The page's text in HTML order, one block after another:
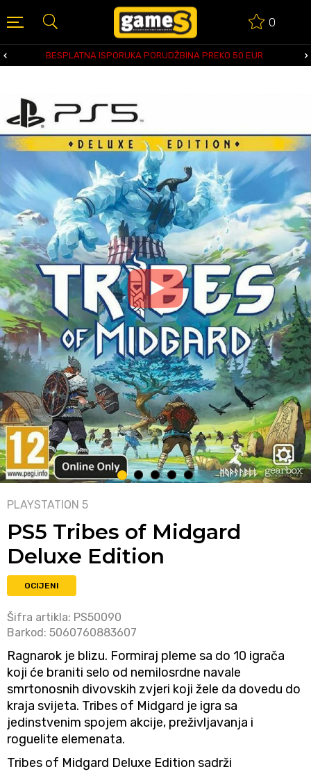
0
BESPLATNA ISPORUKA PORUDŽBINA PREKO 50 EUR
1 2 3 4 5
PLAYSTATION 5
PS5 Tribes of Midgard
Deluxe Edition
OCIJENI
Šifra artikla: PS50090
Barkod: 5060760883607
Ragnarok je blizu. Formiraj pleme sa do 10 igrača
koji će braniti selo od nemilosrdne navale
smrtonosnih divovskih zvjeri koji žele da dovedu do
kraja svijeta. Tribes of Midgard je igra sa
jedinstvenim spojem akcije, preživljavanja i
roguelite elemenata.
Tribes of Midgard Deluxe Edition sadrži